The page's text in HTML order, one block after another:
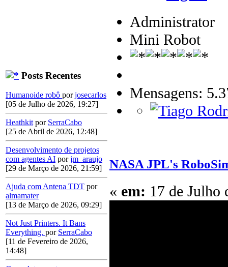
Posts Recentes
Humanoide robô porjosecarlos
[05 de Julho de 2026, 19:27]
Heathkit por SerraCabo
[25 de Abril de 2026, 12:48]
Desenvolvimento de projetos
com agentes AI porjm_araujo
[29 de Março de 2026, 21:59]
Ajuda com Antena TDT por
almamater
[13 de Março de 2026, 09:29]
Not Just Printers. It Bans
Everything. por SerraCabo
[11 de Fevereiro de 2026,
14:48]
Administrator
Mini Robot
Mensagens:
NASA JPL's
« em: 17 de Julho